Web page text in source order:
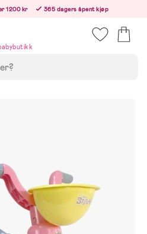
1200 kr
365 dagers åpent kjøp